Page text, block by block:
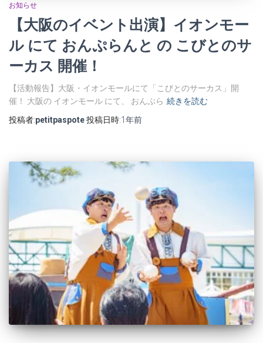
お知らせ
【大阪のイベント出演】イオンモー
ル にて おんぷらんと の こびとのサ
ーカス 開催！
【活動報告】大阪・イオンモールにて「こびとのサーカス」開
催！ 大阪の イオンモール にて、 おんぷら 続きを読む
投稿者:petitpaspote投稿日時:1年前